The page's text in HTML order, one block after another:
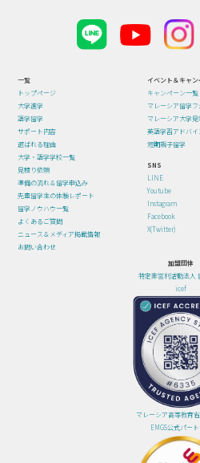
一覧
トップページ
大学進学
語学留学
サポート内容
選ばれる理由
大学・語学学校一覧
見積り依頼
準備の流れ＆留学申込み
先輩留学生の体験レポート
留学ノウハウ一覧
よくあるご質問
ニュース＆メディア掲載情報
お問い合わせ
イベント＆キャン
キャンペーン一覧
マレーシア留学フ
マレーシア大学見
英語学習アドバイ
短期親子留学
SNS
LINE
Youtube
Instagram
Facebook
X(Twitter)
加盟団体
特定非営利活動法人
icef
マレーシア高等教育
EMGS公式パー